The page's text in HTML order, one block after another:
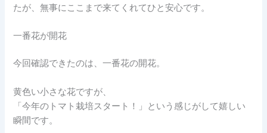
たが、無事にここまで来てくれてひと安心です。
一番花が開花
今回確認できたのは、一番花の開花。
黄色い小さな花ですが、
「今年のトマト栽培スタート！」という感じがして嬉しい
瞬間です。